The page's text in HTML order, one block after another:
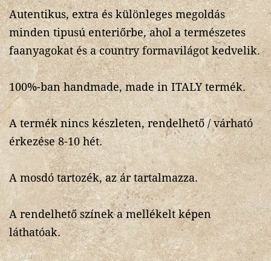
Autentikus, extra és különleges megoldás
minden tipusú enteriőrbe, ahol a természetes
faanyagokat és a country formavilágot kedvelik.
100%-ban handmade, made in ITALY termék.
A termék nincs készleten, rendelhető / várható
érkezése 8-10 hét.
A mosdó tartozék, az ár tartalmazza.
A rendelhető színek a mellékelt képen
láthatóak.